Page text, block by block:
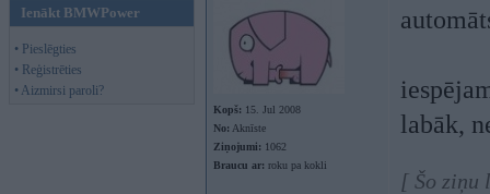
Ienākt BMWPower
• Pieslēgties
• Reģistrēties
• Aizmirsi paroli?
Kopš: 15. Jul 2008
No: Aknīste
Ziņojumi: 1062
Braucu ar: roku pa kokli
labāk,
[ Šo ziņu